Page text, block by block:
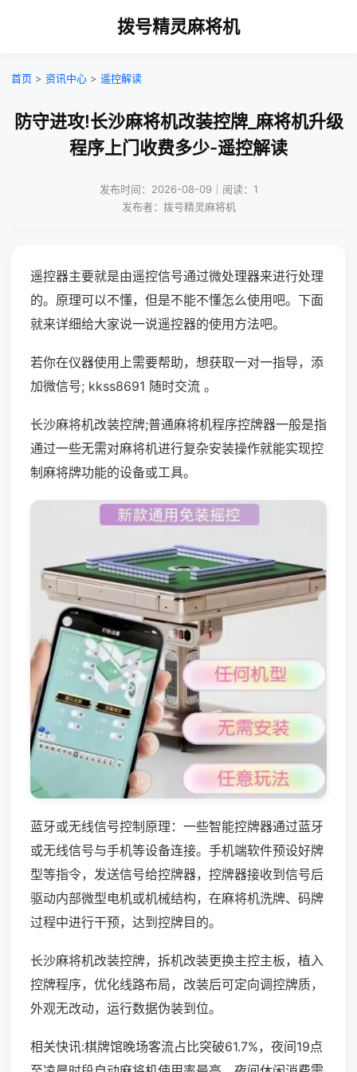
拨号精灵麻将机
首页 > 资讯中心 > 遥控解读
防守进攻!长沙麻将机改装控牌_麻将机升级
程序上门收费多少-遥控解读
发布时间：2026-08-09｜阅读：1
发布者：拨号精灵麻将机
遥控器主要就是由遥控信号通过微处理器来进行处理
的。原理可以不懂，但是不能不懂怎么使用吧。下面
就来详细给大家说一说遥控器的使用方法吧。
若你在仪器使用上需要帮助，想获取一对一指导，添
加微信号; kkss8691 随时交流 。
长沙麻将机改装控牌;普通麻将机程序控牌器一般是指
通过一些无需对麻将机进行复杂安装操作就能实现控
制麻将牌功能的设备或工具。
蓝牙或无线信号控制原理：一些智能控牌器通过蓝牙
或无线信号与手机等设备连接。手机端软件预设好牌
型等指令，发送信号给控牌器，控牌器接收到信号后
驱动内部微型电机或机械结构，在麻将机洗牌、码牌
过程中进行干预，达到控牌目的。
长沙麻将机改装控牌，拆机改装更换主控主板，植入
控牌程序，优化线路布局，改装后可定向调控牌质，
外观无改动，运行数据伪装到位。
相关快讯:棋牌馆晚场客流占比突破61.7%，夜间19点